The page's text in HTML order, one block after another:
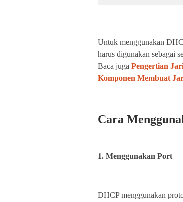
Untuk menggunakan
harus digunakan sebagai
Baca juga Pengertian
Komponen Membuat
Cara
1. Menggunakan Port
DHCP menggunakan